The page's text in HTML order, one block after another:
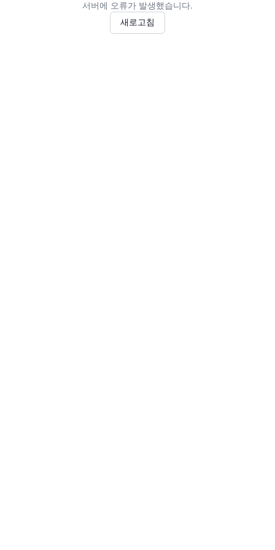
서버에 오류가 발생했습니다.
새로고침